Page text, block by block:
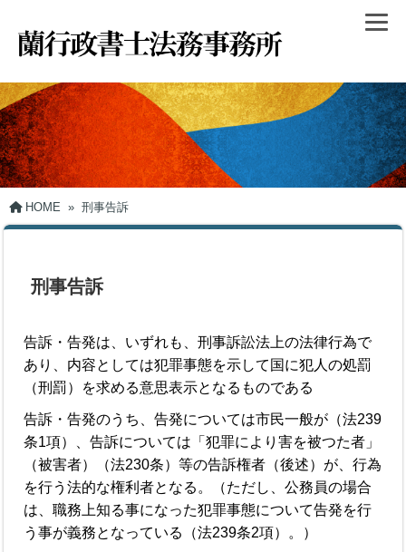
HOME » 刑事告訴
刑事告訴
告訴・告発は、いずれも、刑事訴訟法上の法律行為で
あり、内容としては犯罪事態を示して国に犯人の処罰
（刑罰）を求める意思表示となるものである
告訴・告発のうち、告発については市民一般が（法239
条1項）、告訴については「犯罪により害を被つた者」
（被害者）（法230条）等の告訴権者（後述）が、行為
を行う法的な権利者となる。（ただし、公務員の場合
は、職務上知る事になった犯罪事態について告発を行
う事が義務となっている（法239条2項）。）